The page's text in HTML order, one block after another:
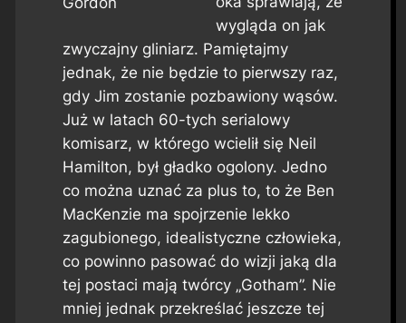
wygląda on jak
zwyczajny gliniarz. Pamiętajmy
jednak, że nie będzie to pierwszy raz,
gdy Jim zostanie pozbawiony wąsów.
Już w latach 60-tych serialowy
komisarz, w którego wcielił się Neil
Hamilton, był gładko ogolony. Jedno
co można uznać za plus to, to że Ben
MacKenzie ma spojrzenie lekko
zagubionego, idealistyczne człowieka,
co powinno pasować do wizji jaką dla
tej postaci mają twórcy „Gotham”. Nie
mniej jednak przekreślać jeszcze tej